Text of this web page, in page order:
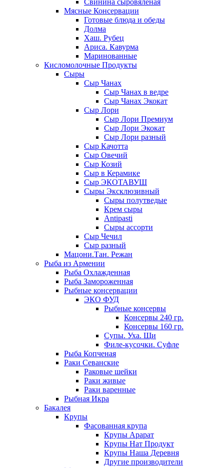
Свинина сыровяленая
Мясные Консервации
Готовые блюда и обеды
Долма
Хаш. Рубец
Ариса. Кавурма
Маринованные
Кисломолочные Продукты
Сыры
Сыр Чанах
Сыр Чанах в ведре
Сыр Чанах Экокат
Сыр Лори
Сыр Лори Премиум
Сыр Лори Экокат
Сыр Лори разный
Сыр Качотта
Сыр Овечий
Сыр Козий
Сыр в Керамике
Сыр ЭКОТАВУШ
Сыры Эксклюзивный
Сыры полутведые
Крем сыры
Antipasti
Сыры ассорти
Сыр Чечил
Сыр разный
Мацони.Тан. Режан
Рыба из Армении
Рыба Охлажденная
Рыба Замороженная
Рыбные консервации
ЭКО ФУД
Рыбные консервы
Консервы 240 гр.
Консервы 160 гр.
Супы. Уха. Щи
Филе-кусочки. Суфле
Рыба Копченая
Раки Севанские
Раковые шейки
Раки живые
Раки варенные
Рыбная Икра
Бакалея
Крупы
Фасованная крупа
Крупы Арарат
Крупы Нат Продукт
Крупы Наша Деревня
Другие производители